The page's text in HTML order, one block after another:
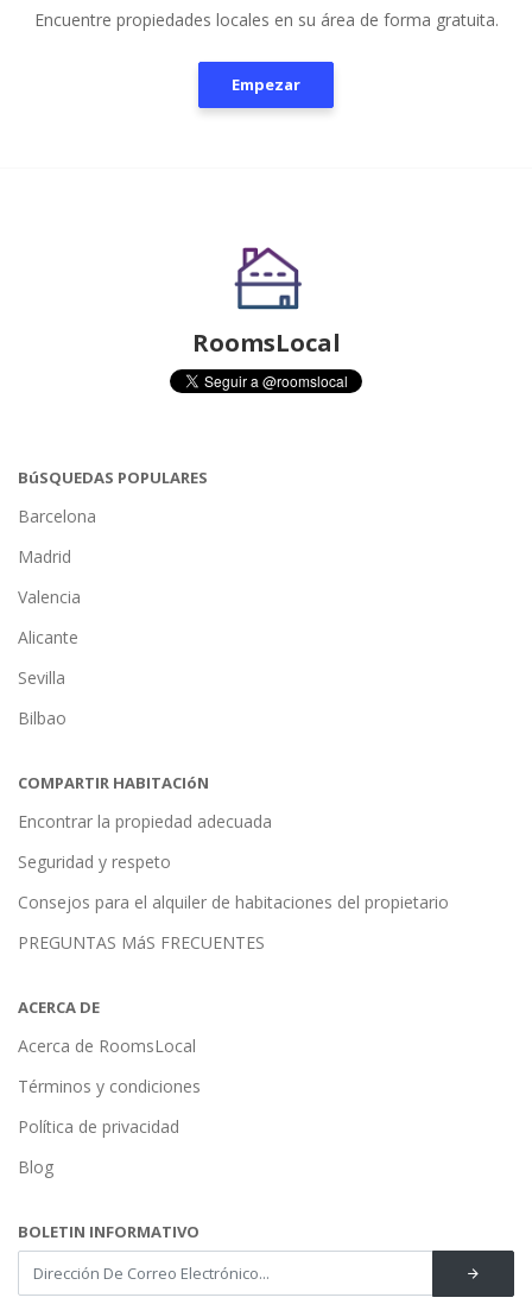
Encuentre propiedades locales en su área de forma gratuita.
Empezar
RoomsLocal
BúSQUEDAS POPULARES
Barcelona
Madrid
Valencia
Alicante
Sevilla
Bilbao
COMPARTIR HABITACIóN
Encontrar la propiedad adecuada
Seguridad y respeto
Consejos para el alquiler de habitaciones del propietario
PREGUNTAS MáS FRECUENTES
ACERCA DE
Acerca de RoomsLocal
Términos y condiciones
Política de privacidad
Blog
BOLETIN INFORMATIVO